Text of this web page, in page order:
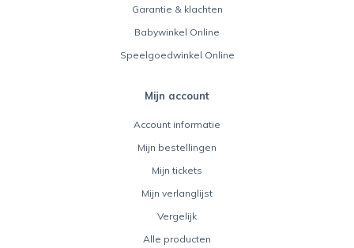
Garantie & klachten
Babywinkel Online
Speelgoedwinkel Online
Mijn account
Account informatie
Mijn bestellingen
Mijn tickets
Mijn verlanglijst
Vergelijk
Alle producten